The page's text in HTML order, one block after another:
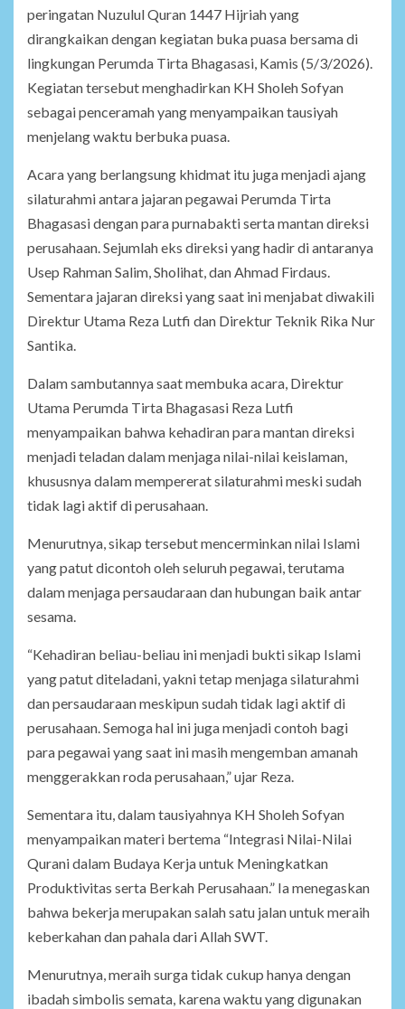
peringatan Nuzulul Quran 1447 Hijriah yang
dirangkaikan dengan kegiatan buka puasa bersama di
lingkungan Perumda Tirta Bhagasasi, Kamis (5/3/2026).
Kegiatan tersebut menghadirkan KH Sholeh Sofyan
sebagai penceramah yang menyampaikan tausiyah
menjelang waktu berbuka puasa.
Acara yang berlangsung khidmat itu juga menjadi ajang
silaturahmi antara jajaran pegawai Perumda Tirta
Bhagasasi dengan para purnabakti serta mantan direksi
perusahaan. Sejumlah eks direksi yang hadir di antaranya
Usep Rahman Salim, Sholihat, dan Ahmad Firdaus.
Sementara jajaran direksi yang saat ini menjabat diwakili
Direktur Utama Reza Lutfi dan Direktur Teknik Rika Nur
Santika.
Dalam sambutannya saat membuka acara, Direktur
Utama Perumda Tirta Bhagasasi Reza Lutfi
menyampaikan bahwa kehadiran para mantan direksi
menjadi teladan dalam menjaga nilai-nilai keislaman,
khususnya dalam mempererat silaturahmi meski sudah
tidak lagi aktif di perusahaan.
Menurutnya, sikap tersebut mencerminkan nilai Islami
yang patut dicontoh oleh seluruh pegawai, terutama
dalam menjaga persaudaraan dan hubungan baik antar
sesama.
“Kehadiran beliau-beliau ini menjadi bukti sikap Islami
yang patut diteladani, yakni tetap menjaga silaturahmi
dan persaudaraan meskipun sudah tidak lagi aktif di
perusahaan. Semoga hal ini juga menjadi contoh bagi
para pegawai yang saat ini masih mengemban amanah
menggerakkan roda perusahaan,” ujar Reza.
Sementara itu, dalam tausiyahnya KH Sholeh Sofyan
menyampaikan materi bertema “Integrasi Nilai-Nilai
Qurani dalam Budaya Kerja untuk Meningkatkan
Produktivitas serta Berkah Perusahaan.” Ia menegaskan
bahwa bekerja merupakan salah satu jalan untuk meraih
keberkahan dan pahala dari Allah SWT.
Menurutnya, meraih surga tidak cukup hanya dengan
ibadah simbolis semata, karena waktu yang digunakan